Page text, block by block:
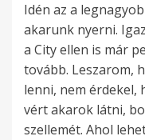
Idén az a
akarunk nyerni.
a City ellen is már
tovább. Leszarom,
lenni, nem érdekel,
vért akarok látni,
szellemét. Ahol